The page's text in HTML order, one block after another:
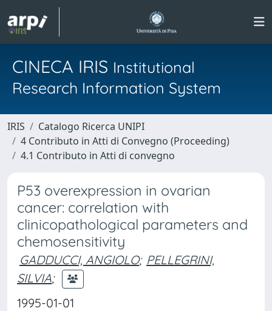
CINECA IRIS Institutional
Research Information System
IRIS
Catalogo Ricerca UNIPI
4 Contributo in Atti di Convegno (Proceeding)
4.1 Contributo in Atti di convegno
P53 overexpression in ovarian
cancer: correlation with
clinicopathological parameters and
chemosensitivity
GADDUCCI, ANGIOLO; PELLEGRINI,
SILVIA;
1995-01-01